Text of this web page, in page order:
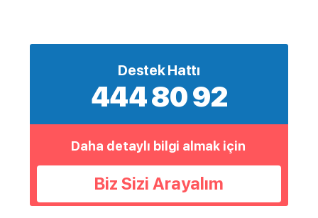
Destek Hattı
444 80 92
Daha detaylı bilgi almak için
Biz Sizi Arayalım